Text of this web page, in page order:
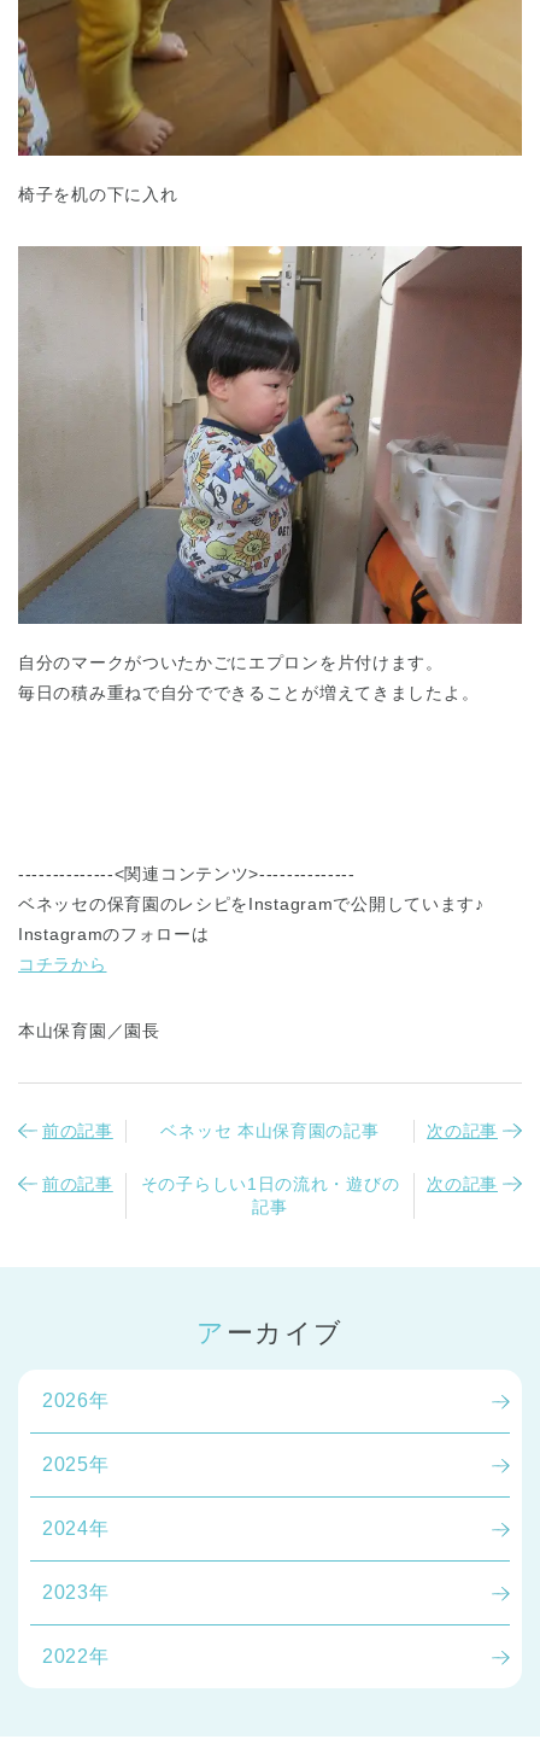
埼玉県 埼玉県 全域
兵庫県 兵庫県 全域
椅子を机の下に入れ
自分のマークがついたかごにエプロンを片付けます。
毎日の積み重ねで自分でできることが増えてきましたよ。
--------------<関連コンテンツ>--------------
ベネッセの保育園のレシピをInstagramで公開しています♪
Instagramのフォローは
コチラから
本山保育園／園長
前の記事 ベネッセ 本山保育園の記事 次の記事
前の記事
その子らしい1日の流れ・遊びの
記事
次の記事
アーカイブ
2026年
2025年
2024年
2023年
2022年